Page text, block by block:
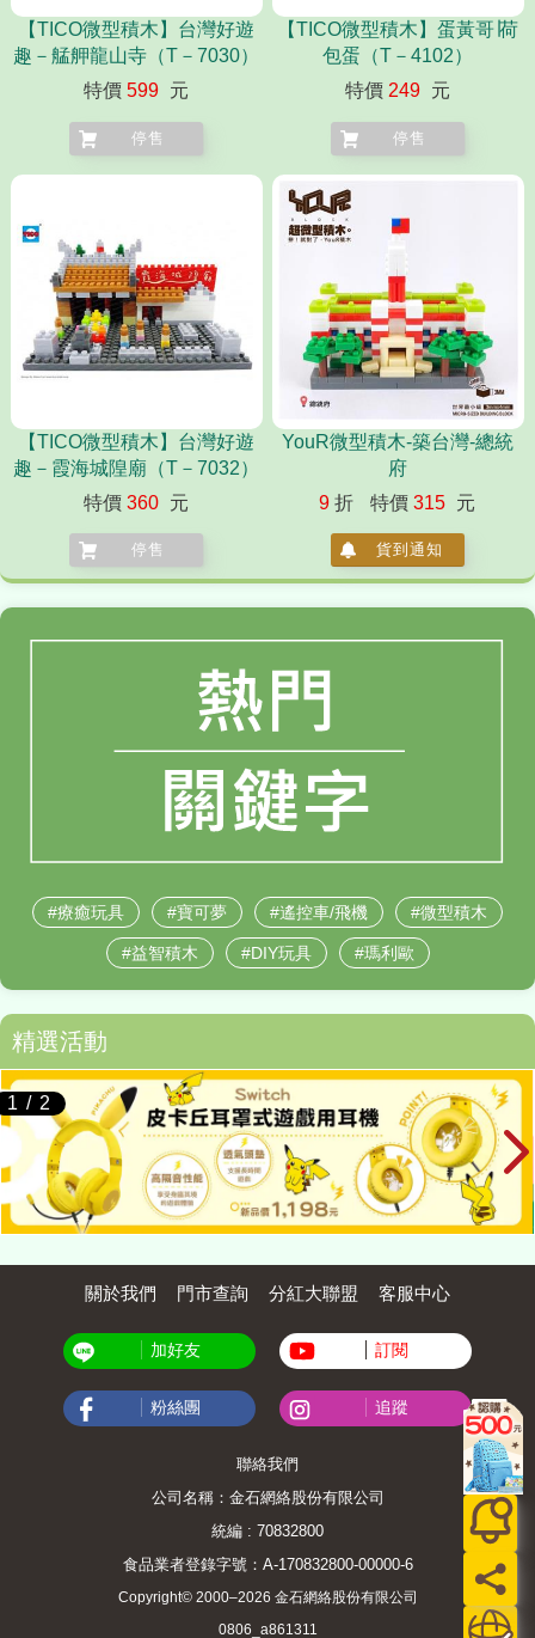
【TICO微型積木】台灣好遊
趣－艋舺龍山寺（T－7030）
特價 599 元
停售
【TICO微型積木】蛋黃哥∣荷
包蛋（T－4102）
特價 249 元
停售
【TICO微型積木】台灣好遊
趣－霞海城隍廟（T－7032）
特價 360 元
停售
YouR微型積木-築台灣-總統
府
9 折 特價 315 元
貨到通知
療癒玩具 寶可夢 遙控車/飛機 微型積木
益智積木 DIY玩具 瑪利歐
精選活動
1 / 2
關於我們 門市查詢 分紅大聯盟 客服中心
加好友 訂閱
粉絲團 追蹤
聯絡我們
公司名稱：金石網絡股份有限公司
統編 : 70832800
食品業者登錄字號：A-170832800-00000-6
Copyright© 2000–2026 金石網絡股份有限公司
0806_a861311